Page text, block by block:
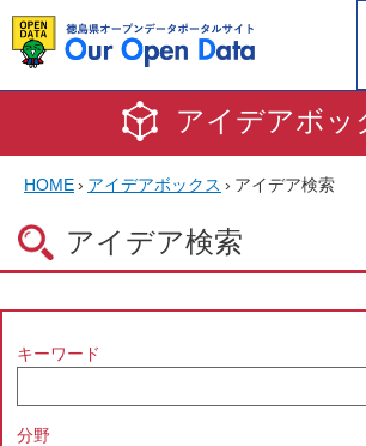
アイデアボッ
HOME› アイデアボックス › アイデア検索
アイデア検索
キーワード
分野